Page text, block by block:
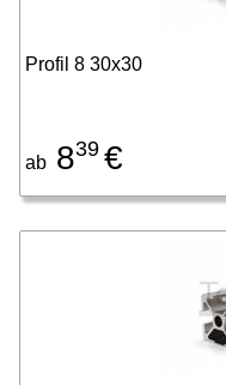
Profil 8 30x30
ab 839 €